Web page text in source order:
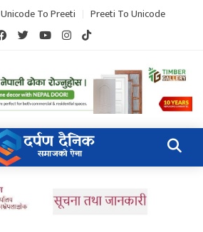
Unicode To Preeti Preeti To Unicode